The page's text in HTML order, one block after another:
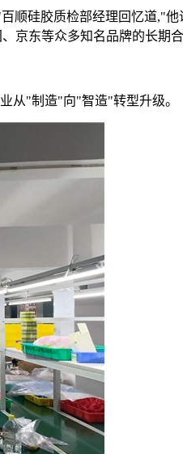
顺硅胶质检部经理回忆道,"
京东等众多知名品牌的长期合
从"制造"向"智造"转型升级。